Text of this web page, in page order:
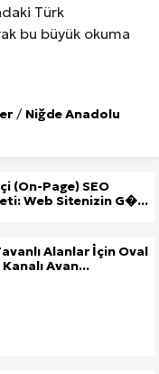
Türk
bu büyük okuma
/ Niğde Anadolu
(On-Page) SEO
Web Sitenizin G�...
Alanlar İçin Oval
Avan...